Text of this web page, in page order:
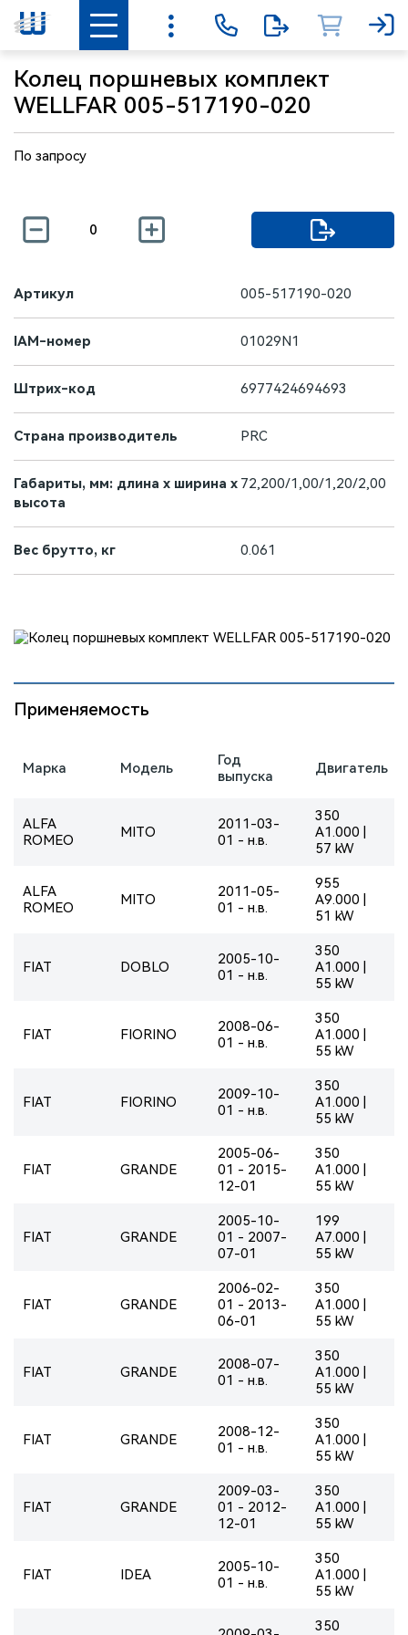
Колец поршневых комплект
WELLFAR 005-517190-020
По запросу
Артикул 005-517190-020
IAM-номер 01029N1
Штрих-код 6977424694693
Страна производитель PRC
Габариты, мм: длина х ширина х
высота
72,200/1,00/1,20/2,00
Вес брутто, кг 0.061
Применяемость
Марка Модель
Год
выпуска
Двигатель
ALFA
ROMEO
MITO
2011-03-
01 - н.в.
350
A1.000 |
57 kW
ALFA
ROMEO
MITO
2011-05-
01 - н.в.
955
A9.000 |
51 kW
FIAT DOBLO
2005-10-
01 - н.в.
350
A1.000 |
55 kW
FIAT FIORINO
2008-06-
01 - н.в.
350
A1.000 |
55 kW
FIAT FIORINO
2009-10-
01 - н.в.
350
A1.000 |
55 kW
FIAT GRANDE
2005-06-
01 - 2015-
12-01
350
A1.000 |
55 kW
FIAT GRANDE
2005-10-
01 - 2007-
07-01
199
A7.000 |
55 kW
FIAT GRANDE
2006-02-
01 - 2013-
06-01
350
A1.000 |
55 kW
FIAT GRANDE
2008-07-
01 - н.в.
350
A1.000 |
55 kW
FIAT GRANDE
2008-12-
01 - н.в.
350
A1.000 |
55 kW
FIAT GRANDE
2009-03-
01 - 2012-
12-01
350
A1.000 |
55 kW
FIAT IDEA
2005-10-
01 - н.в.
350
A1.000 |
55 kW
350